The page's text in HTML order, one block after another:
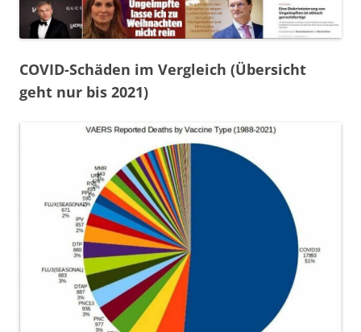
COVID-Schäden im Vergleich (Übersicht
geht nur bis 2021)